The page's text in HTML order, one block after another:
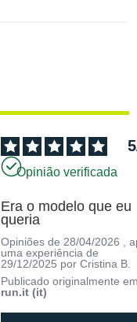
5
Opinião verificada
Era o modelo que eu
queria
Opiniões de 28/04/2026
,
uma experiência de
29/12/2025 porCristina B.
Publicado originalmente
run.it (it)